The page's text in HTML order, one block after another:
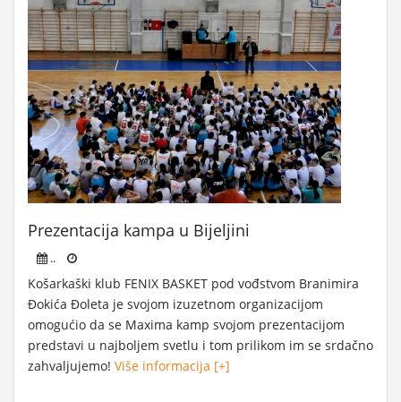
Prezentacija kampa u Bijeljini
..
Košarkaški klub FENIX BASKET pod vođstvom Branimira
Đokića Đoleta je svojom izuzetnom organizacijom
omogućio da se Maxima kamp svojom prezentacijom
predstavi u najboljem svetlu i tom prilikom im se srdačno
zahvaljujemo! Više informacija [+]